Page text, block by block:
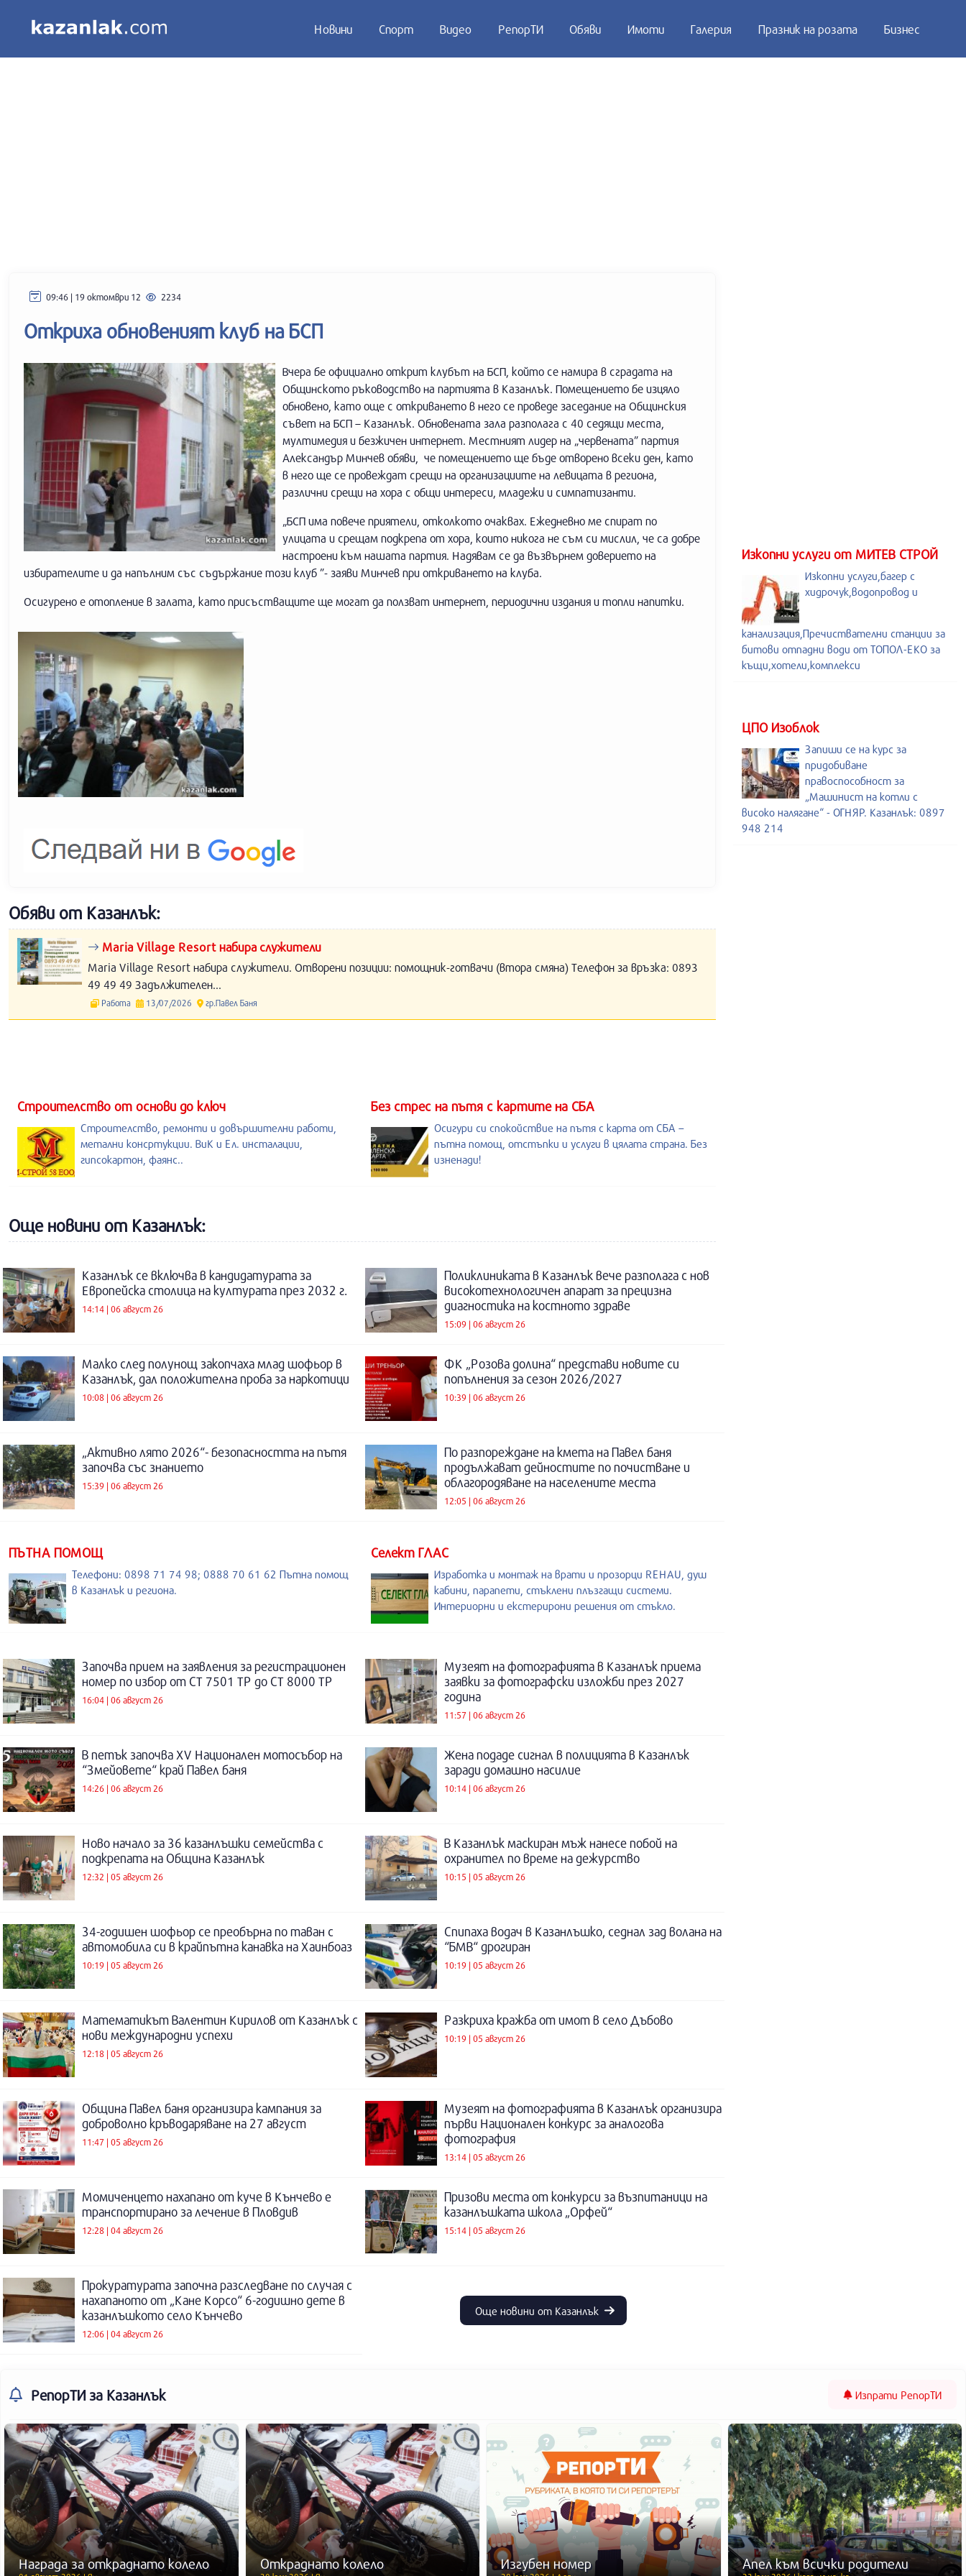
Новини Спорт Видео РепорТИ Обяви Имоти Галерия Празник на розата Бизнес
09:46 | 19 октомври 12 2234
Откриха обновеният клуб на БСП
Вчера бе официално открит клубът на БСП, който се намира в сградата на
Общинското ръководство на партията в Казанлък. Помещението бе изцяло
обновено, като още с откриването в него се проведе заседание на Общинския
съвет на БСП – Казанлък. Обновената зала разполага с 40 седящи места,
мултимедия и безжичен интернет. Местният лидер на „червената” партия
Александър Минчев обяви, че помещението ще бъде отворено всеки ден, като
в него ще се провеждат срещи на организациите на левицата в региона,
различни срещи на хора с общи интереси, младежи и симпатизанти.
„БСП има повече приятели, отколкото очаквах. Ежедневно ме спират по
улицата и срещам подкрепа от хора, които никога не съм си мислил, че са добре
настроени към нашата партия. Надявам се да възвърнем доверието на
избирателите и да напълним със съдържание този клуб ”- заяви Минчев при откриването на клуба.
Осигурено е отопление в залата, като присъстващите ще могат да ползват интернет, периодични издания и топли напитки.
Обяви от Казанлък:
Maria Village Resort набира служители
Maria Village Resort набира служители. Отворени позиции: помощник-готвачи (втора смяна) Телефон за връзка: 0893
49 49 49 Задължителен...
Работа 13/07/2026 гр.Павел Баня
Изкопни услуги от МИТЕВ СТРОЙ
Изкопни услуги,багер с
хидрочук,водопровод и
канализация,Пречиствателни станции за
битови отпадни води от ТОПОЛ-ЕКО за
къщи,хотели,комплекси
ЦПО Изоблок
Запиши се на курс за
придобиване
правоспособност за
„Машинист на котли с
високо налягане“ - ОГНЯР. Казанлък: 0897
948 214
Строителство от основи до ключ
Строителство, ремонти и довършителни работи,
метални консртукции. ВиК и Ел. инсталации,
гипсокартон, фаянс..
Без стрес на пътя с картите на СБА
Осигури си спокойствие на пътя с карта от СБА –
пътна помощ, отстъпки и услуги в цялата страна. Без
изненади!
Още новини от Казанлък:
Казанлък се включва в кандидатурата за
Европейска столица на културата през 2032 г.
14:14 | 06 август 26
Поликлиниката в Казанлък вече разполага с нов
високотехнологичен апарат за прецизна
диагностика на костното здраве
15:09 | 06 август 26
Малко след полунощ закопчаха млад шофьор в
Казанлък, дал положителна проба за наркотици
10:08 | 06 август 26
ФК „Розова долина“ представи новите си
попълнения за сезон 2026/2027
10:39 | 06 август 26
„Активно лято 2026“- безопасността на пътя
започва със знанието
15:39 | 06 август 26
По разпореждане на кмета на Павел баня
продължават дейностите по почистване и
облагородяване на населените места
12:05 | 06 август 26
ПЪТНА ПОМОЩ
Телефони: 0898 71 74 98; 0888 70 61 62 Пътна помощ
в Казанлък и региона.
Селект ГЛАС
Изработка и монтаж на врати и прозорци REHAU, душ
кабини, парапети, стъклени плъзгащи системи.
Интериорни и екстерирони решения от стъкло.
Започва прием на заявления за регистрационен
номер по избор от СТ 7501 ТР до СТ 8000 ТР
16:04 | 06 август 26
Музеят на фотографията в Казанлък приема
заявки за фотографски изложби през 2027
година
11:57 | 06 август 26
В петък започва XV Национален мотосъбор на
“Змейовете“ край Павел баня
14:26 | 06 август 26
Жена подаде сигнал в полицията в Казанлък
заради домашно насилие
10:14 | 06 август 26
Ново начало за 36 казанлъшки семейства с
подкрепата на Община Казанлък
12:32 | 05 август 26
В Казанлък маскиран мъж нанесе побой на
охранител по време на дежурство
10:15 | 05 август 26
34-годишен шофьор се преобърна по таван с
автомобила си в крайпътна канавка на Хаинбоаз
10:19 | 05 август 26
Спипаха водач в Казанлъшко, седнал зад волана на
“БМВ“ дрогиран
10:19 | 05 август 26
Математикът Валентин Кирилов от Казанлък с
нови международни успехи
12:18 | 05 август 26
Разкриха кражба от имот в село Дъбово
10:19 | 05 август 26
Община Павел баня организира кампания за
доброволно кръводаряване на 27 август
11:47 | 05 август 26
Музеят на фотографията в Казанлък организира
първи Национален конкурс за аналогова
фотография
13:14 | 05 август 26
Момиченцето нахапано от куче в Кънчево е
транспортирано за лечение в Пловдив
12:28 | 04 август 26
Призови места от конкурси за възпитаници на
казанлъшката школа „Орфей“
15:14 | 05 август 26
Прокуратурата започна разследване по случая с
нахапаното от „Кане Корсо“ 6-годишно дете в
казанлъшкото село Кънчево
12:06 | 04 август 26
Още новини от Казанлък
РепорТИ за Казанлък Изпрати РепорТИ
Награда за откраднато колело Откраднато колело Изгубен номер Апел към всички родители